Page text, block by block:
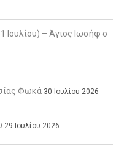
Ιουλίου) – Άγιος Ιωσήφ ο
Φωκά 30 Ιουλίου 2026
29 Ιουλίου 2026